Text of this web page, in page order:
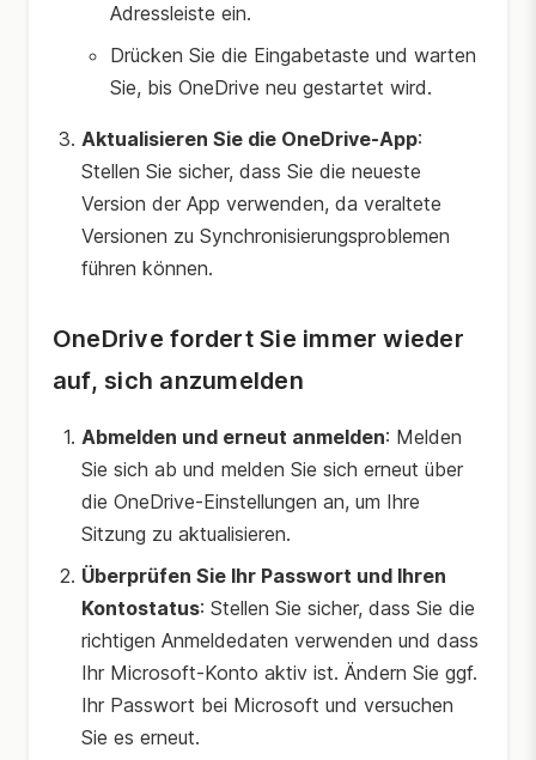
Adressleiste ein.
Drücken Sie die Eingabetaste und warten
Sie, bis OneDrive neu gestartet wird.
Aktualisieren Sie die OneDrive-App:
Stellen Sie sicher, dass Sie die neueste
Version der App verwenden, da veraltete
Versionen zu Synchronisierungsproblemen
führen können.
OneDrive fordert Sie immer wieder
auf, sich anzumelden
Abmelden und erneut anmelden: Melden
Sie sich ab und melden Sie sich erneut über
die OneDrive-Einstellungen an, um Ihre
Sitzung zu aktualisieren.
Überprüfen Sie Ihr Passwort und Ihren
Kontostatus: Stellen Sie sicher, dass Sie die
richtigen Anmeldedaten verwenden und dass
Ihr Microsoft-Konto aktiv ist. Ändern Sie ggf.
Ihr Passwort bei Microsoft und versuchen
Sie es erneut.